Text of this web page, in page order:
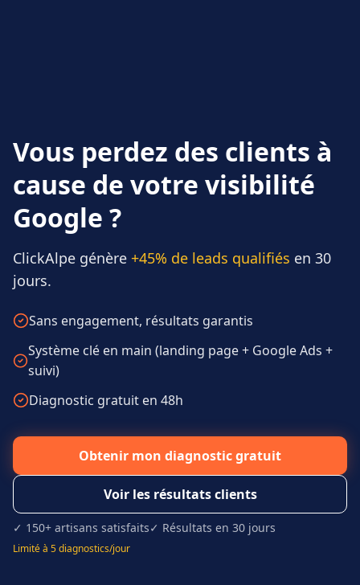
Vous perdez des clients à
cause de votre visibilité
Google ?
ClickAlpe génère +45% de leads qualifiés en 30
jours.
Sans engagement, résultats garantis
Système clé en main (landing page + Google Ads +
suivi)
Diagnostic gratuit en 48h
Obtenir mon diagnostic gratuit
Voir les résultats clients
✓ 150+ artisans satisfaits✓ Résultats en 30 jours
Limité à 5 diagnostics/jour